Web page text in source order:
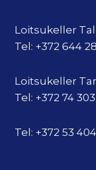
Loitsukeller
Tel: +372 644
Loitsukeller
Tel: +372 74
Tel: +372 53